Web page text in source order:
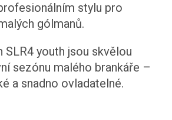
stylu pro
gólmanů.
SLR4 youth jsou skvělou
sezónu malého brankáře –
a snadno ovladatelné.